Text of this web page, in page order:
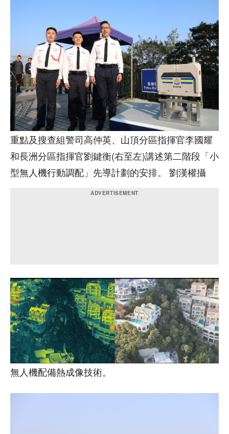
重點及搜查組警司高仲英、山頂分區指揮官李國耀
和長洲分區指揮官劉鍵衡(右至左)講述第二階段「小
型無人機行動調配」先導計劃的安排。 劉漢權攝
無人機配備熱成像技術。